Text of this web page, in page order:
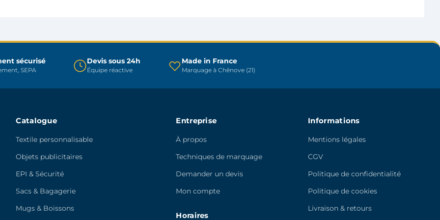
choisies
la
du
choisies
du
sécurisé
SEPA
Devis sous 24h
Équipe réactive
Made in France
Marquage à Chênove (21)
Catalogue
Textile personnalisable
Objets publicitaires
EPI & Sécurité
Sacs & Bagagerie
Mugs & Boissons
Entreprise
À propos
Techniques de marquage
Demander un devis
Mon compte
Horaires
Informations
Mentions légales
CGV
Politique de confidentialité
Politique de cookies
Livraison & retours